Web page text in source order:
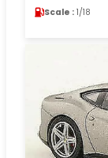
Scale : 1/18